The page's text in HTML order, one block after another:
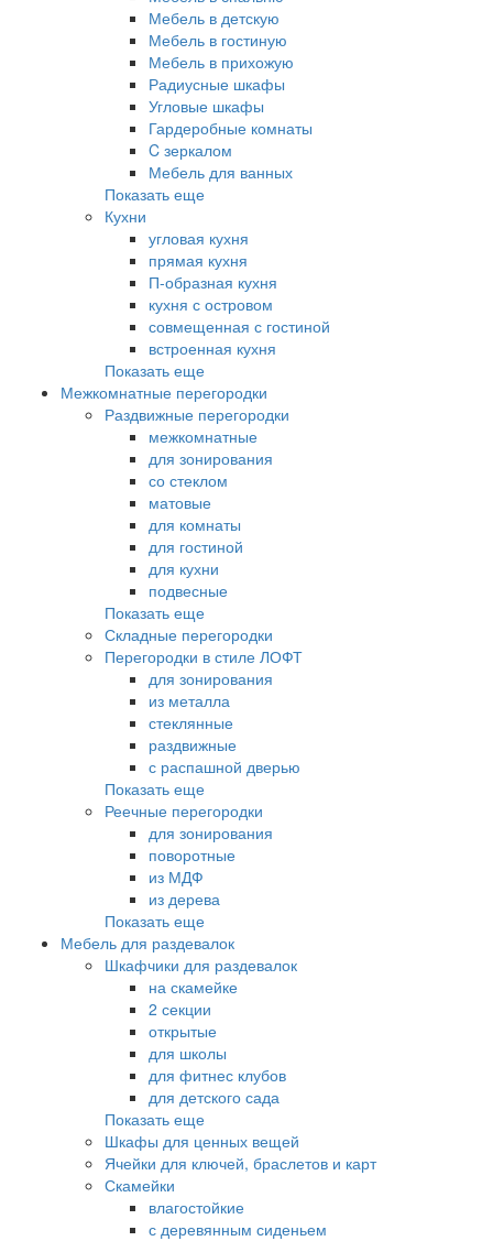
Мебель в детскую
Мебель в гостиную
Мебель в прихожую
Радиусные шкафы
Угловые шкафы
Гардеробные комнаты
C зеркалом
Мебель для ванных
Показать еще
Кухни
угловая кухня
прямая кухня
П-образная кухня
кухня с островом
совмещенная с гостиной
встроенная кухня
Показать еще
Межкомнатные перегородки
Раздвижные перегородки
межкомнатные
для зонирования
со стеклом
матовые
для комнаты
для гостиной
для кухни
подвесные
Показать еще
Складные перегородки
Перегородки в стиле ЛОФТ
для зонирования
из металла
стеклянные
раздвижные
с распашной дверью
Показать еще
Реечные перегородки
для зонирования
поворотные
из МДФ
из дерева
Показать еще
Мебель для раздевалок
Шкафчики для раздевалок
на скамейке
2 секции
открытые
для школы
для фитнес клубов
для детского сада
Показать еще
Шкафы для ценных вещей
Ячейки для ключей, браслетов и карт
Скамейки
влагостойкие
с деревянным сиденьем